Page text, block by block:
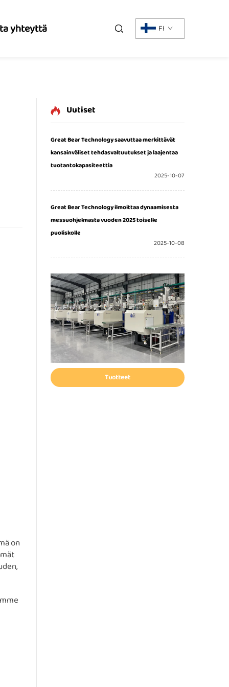
yhteyttä FI
on
Uutiset
Great Bear Technology saavuttaa merkittävät
kansainväliset tehdasvaltuutukset ja laajentaa
tuotantokapasiteettia
2025-10-07
Great Bear Technology ilmoittaa dynaamisesta
messuohjelmasta vuoden 2025 toiselle
puoliskolle
2025-10-08
Tuotteet